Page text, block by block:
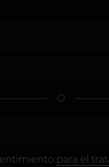
O
para el